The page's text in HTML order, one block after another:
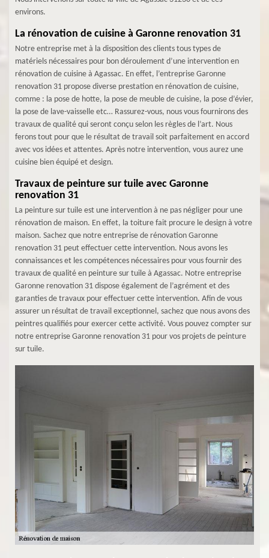
environs.
La rénovation de cuisine à Garonne renovation 31
Notre entreprise met à la disposition des clients tous types de
matériels nécessaires pour bon déroulement d’une intervention en
rénovation de cuisine à Agassac. En effet, l’entreprise Garonne
renovation 31 propose diverse prestation en rénovation de cuisine,
comme : la pose de hotte, la pose de meuble de cuisine, la pose d’évier,
la pose de lave-vaisselle etc… Rassurez-vous, nous vous fournirons des
travaux de qualité qui seront conçu selon les règles de l’art. Nous
ferons tout pour que le résultat de travail soit parfaitement en accord
avec vos idées et attentes. Après notre intervention, vous aurez une
cuisine bien équipé et design.
Travaux de peinture sur tuile avec Garonne
renovation 31
La peinture sur tuile est une intervention à ne pas négliger pour une
rénovation de maison. En effet, la toiture fait procure le design à votre
maison. Sachez que notre entreprise de rénovation Garonne
renovation 31 peut effectuer cette intervention. Nous avons les
connaissances et les compétences nécessaires pour vous fournir des
travaux de qualité en peinture sur tuile à Agassac. Notre entreprise
Garonne renovation 31 dispose également de l’agrément et des
garanties de travaux pour effectuer cette intervention. Afin de vous
assurer un résultat de travail exceptionnel, sachez que nous avons des
peintres qualifiés pour exercer cette activité. Vous pouvez compter sur
notre entreprise Garonne renovation 31 pour vos projets de peinture
sur tuile.